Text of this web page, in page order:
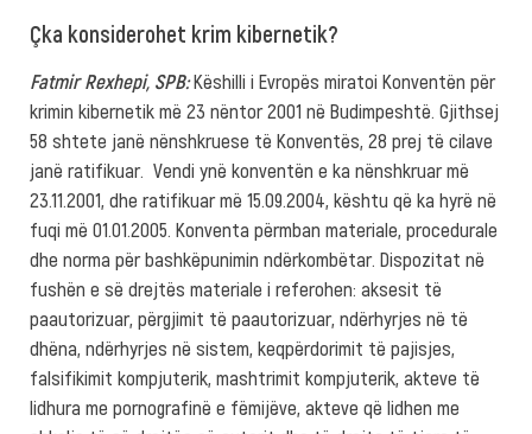
Çka konsiderohet krim kibernetik?
Fatmir Rexhepi, SPB:Këshilli i Evropës miratoi Konventën për
krimin kibernetik më 23 nëntor 2001 në Budimpeshtë. Gjithsej
58 shtete janë nënshkruese të Konventës, 28 prej të cilave
janë ratifikuar. Vendi ynë konventën e ka nënshkruar më
23.11.2001, dhe ratifikuar më 15.09.2004, kështu që ka hyrë në
fuqi më 01.01.2005. Konventa përmban materiale, procedurale
dhe norma për bashkëpunimin ndërkombëtar. Dispozitat në
fushën e së drejtës materiale i referohen: aksesit të
paautorizuar, përgjimit të paautorizuar, ndërhyrjes në të
dhëna, ndërhyrjes në sistem, keqpërdorimit të pajisjes,
falsifikimit kompjuterik, mashtrimit kompjuterik, akteve të
lidhura me pornografinë e fëmijëve, akteve që lidhen me